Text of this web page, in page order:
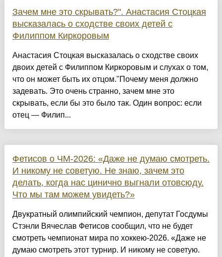
Зачем мне это скрывать?". Анастасия Стоцкая
высказалась о сходстве своих детей с
Филиппом Киркоровым
Анастасия Стоцкая высказалась о сходстве своих
двоих детей с Филиппом Киркоровым и слухах о том,
что он может быть их отцом."Почему меня должно
задевать. Это очень странно, зачем мне это
скрывать, если бы это было так. Один вопрос: если
отец — Филип...
Фетисов о ЧМ-2026: «Даже не думаю смотреть.
И никому не советую. Не знаю, зачем это
делать, когда нас цинично выгнали отовсюду.
Что мы там можем увидеть?»
Двукратный олимпийский чемпион, депутат Госдумы
Стэнли Вячеслав Фетисов сообщил, что не будет
смотреть чемпионат мира по хоккею-2026. «Даже не
думаю смотреть этот турнир. И никому не советую.